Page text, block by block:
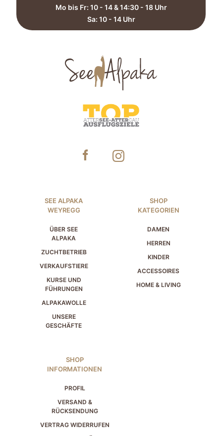
Mo bis Fr: 10 - 14 & 14:30 - 18 Uhr
Sa: 10 - 14 Uhr​
SEE ALPAKA
WEYREGG
ÜBER SEE
ALPAKA
ZUCHTBETRIEB
VERKAUFSTIERE
KURSE UND
FÜHRUNGEN
ALPAKAWOLLE
UNSERE
GESCHÄFTE
SHOP
KATEGORIEN
DAMEN
HERREN
KINDER
ACCESSOIRES
HOME & LIVING
SHOP
INFORMATIONEN
PROFIL
VERSAND &
RÜCKSENDUNG
VERTRAG WIDERRUFEN